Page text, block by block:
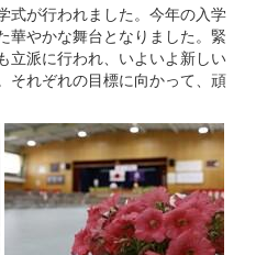
式が行われました。今年の入学
華やかな舞台となりました。緊
立派に行われ、いよいよ新しい
それぞれの目標に向かって、頑